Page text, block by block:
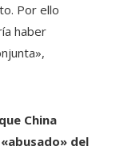
Por ello
haber
China
del